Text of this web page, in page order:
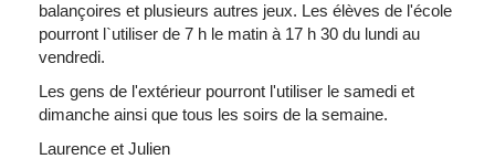
balançoires et plusieurs autres jeux. Les élèves de l'école
pourront l`utiliser de 7 h le matin à 17 h 30 du lundi au
vendredi.
Les gens de l'extérieur pourront l'utiliser le samedi et
dimanche ainsi que tous les soirs de la semaine.
Laurence et Julien